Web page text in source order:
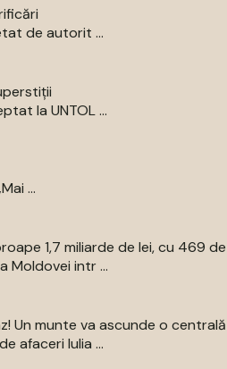
de autorit ...
la UNTOL ...
...
1,7 miliarde de lei, cu 469
Moldovei intr ...
Un munte va ascunde o
afaceri Iulia ...